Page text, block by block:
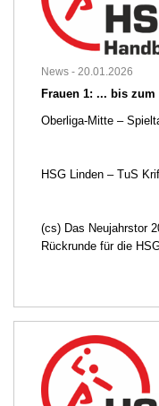
News - 20.01.2026
Frauen 1: ... bis
Oberliga-Mitte –
HSG Linden – TuS
(cs) Das Neujahrstor
Rückrunde für die